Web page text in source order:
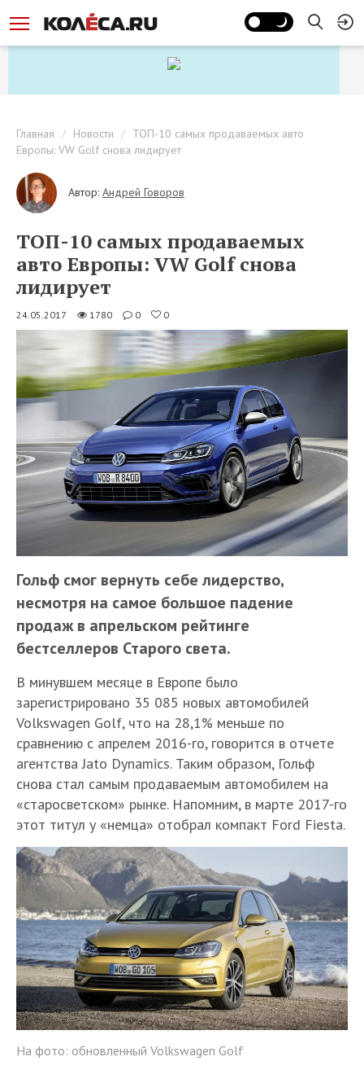
Главная Новости
ТОП-10 самых продаваемых авто
Европы: VW Golf снова лидирует
Автор: Андрей Говоров
ТОП-10 самых продаваемых
авто Европы: VW Golf снова
лидирует
24.05.2017 1780 0 0
Гольф смог вернуть себе лидерство,
несмотря на самое большое падение
продаж в апрельском рейтинге
бестселлеров Старого света.
В минувшем месяце в Европе было
зарегистрировано 35 085 новых автомобилей
Volkswagen Golf, что на 28,1% меньше по
сравнению с апрелем 2016-го, говорится в отчете
агентства Jato Dynamics. Таким образом, Гольф
снова стал самым продаваемым автомобилем на
«старосветском» рынке. Напомним, в марте 2017-го
этот титул у «немца» отобрал компакт Ford Fiesta.
На фото: обновленный Volkswagen Golf